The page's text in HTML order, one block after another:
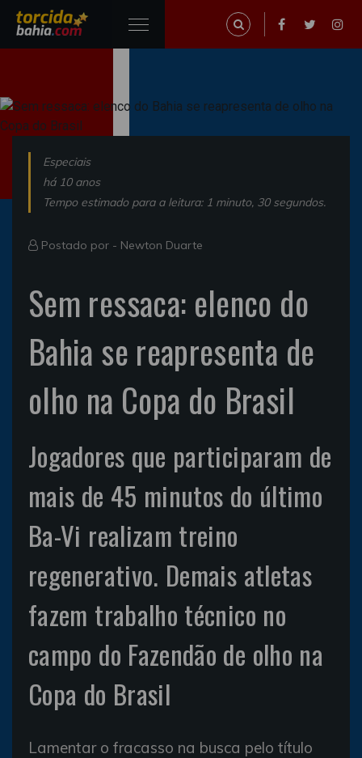
Especiais
há 10 anos
Tempo estimado para a leitura: 1 minuto, 30 segundos.
Postado por - Newton Duarte
Sem ressaca: elenco do
Bahia se reapresenta de
olho na Copa do Brasil
Jogadores que participaram de
mais de 45 minutos do último
Ba-Vi realizam treino
regenerativo. Demais atletas
fazem trabalho técnico no
campo do Fazendão de olho na
Copa do Brasil
Lamentar o fracasso na busca pelo título